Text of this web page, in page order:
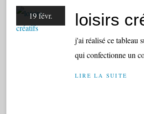
19 févr. loisirs
j'ai réalisé ce tableau
qui confectionne un
LIRE LA SUITE